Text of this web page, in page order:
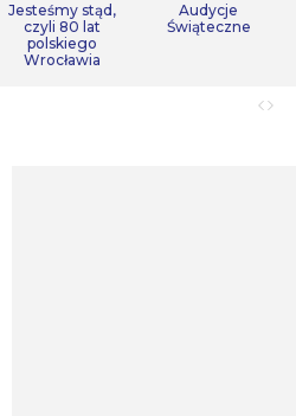
Jesteśmy stąd,
czyli 80 lat
polskiego
Wrocławia
Audycje
Świąteczne